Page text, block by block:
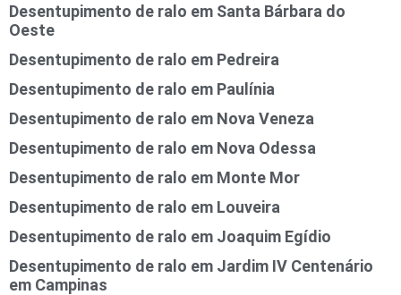
Desentupimento de ralo em Santa Bárbara do
Oeste
Desentupimento de ralo em Pedreira
Desentupimento de ralo em Paulínia
Desentupimento de ralo em Nova Veneza
Desentupimento de ralo em Nova Odessa
Desentupimento de ralo em Monte Mor
Desentupimento de ralo em Louveira
Desentupimento de ralo em Joaquim Egídio
Desentupimento de ralo em Jardim IV Centenário
em Campinas